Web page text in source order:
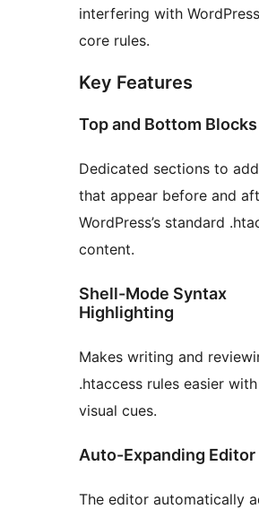
interfering with
core rules.
Key Features
Top and Bottom Blocks
Dedicated sections to
that appear before and
WordPress’s standard
content.
Shell-Mode Syntax
Highlighting
Makes writing and
.htaccess rules easier
visual cues.
Auto-Expanding Editor
The editor automatically